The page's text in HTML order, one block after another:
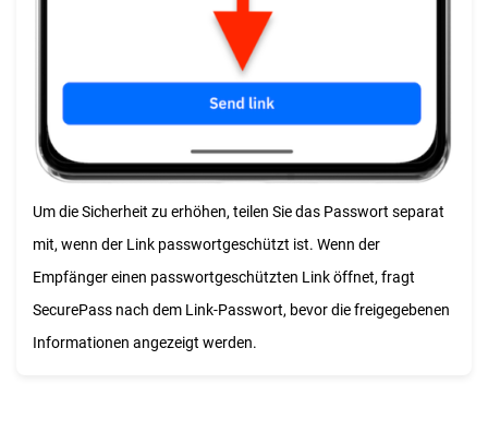
Um die Sicherheit zu erhöhen, teilen Sie das Passwort separat
mit, wenn der Link passwortgeschützt ist. Wenn der
Empfänger einen passwortgeschützten Link öffnet, fragt
SecurePass nach dem Link-Passwort, bevor die freigegebenen
Informationen angezeigt werden.